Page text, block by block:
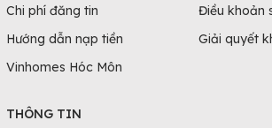
Chi phí đăng tin
Hướng dẫn nạp tiền
Vinhomes Hóc Môn
Điều khoản
Giải quyết
THÔNG TIN